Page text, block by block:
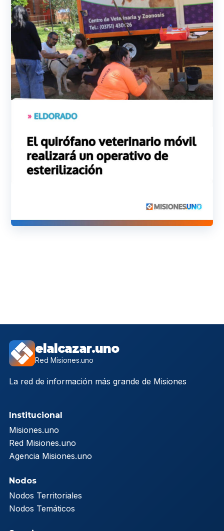
elalcazar.uno
Red Misiones.uno
La red de información más grande de Misiones
Institucional
Misiones.uno
Red Misiones.uno
Agencia Misiones.uno
Nodos
Nodos Territoriales
Nodos Temáticos